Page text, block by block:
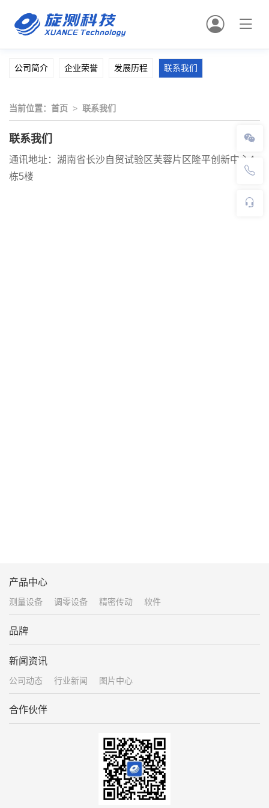
公司简介 企业荣誉 发展历程 联系我们
当前位置： 首页 > 联系我们
联系我们
通讯地址： 湖南省长沙自贸试验区芙蓉片区隆平创新中心4
栋5楼
产品中心
测量设备 调零设备 精密传动 软件
品牌
新闻资讯
公司动态 行业新闻 图片中心
合作伙伴